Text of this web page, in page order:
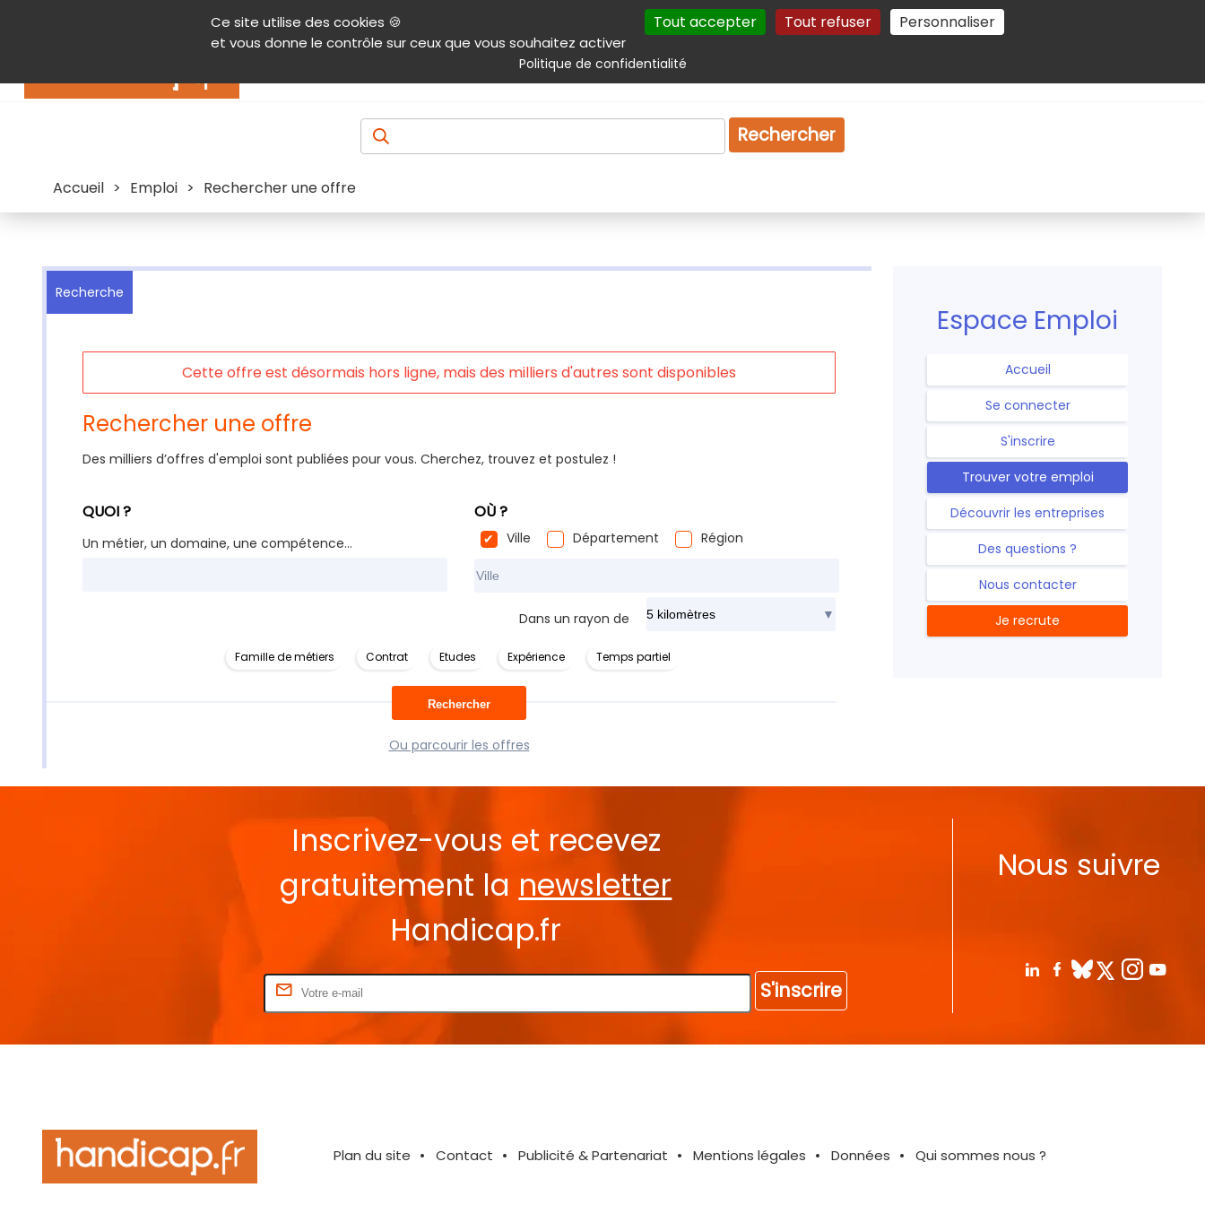
Ce site utilise des cookies 🍪
et vous donne le contrôle sur ceux que vous souhaitez activer
Tout accepter Tout refuser Personnaliser
Politique de confidentialité
Contenu Aide et accessibilité Menu principal Autres services Plan du site Gestion des cookies
Produits & services Emploi Droit
Rechercher
Accueil > Emploi > Rechercher une offre
Cette offre est désormais hors ligne, mais des milliers d'autres sont disponibles
Recherche
Rechercher une offre
Des milliers d’offres d'emploi sont publiées pour vous. Cherchez, trouvez et postulez !
QUOI ?
Un métier, un domaine, une compétence...
OÙ ?
Ville Département
Région
Dans un rayon de
Famille de métiers Contrat Etudes Expérience Temps partiel
Ou parcourir les offres
Espace Emploi
Accueil
Se connecter
S'inscrire
Trouver votre emploi
Découvrir les entreprises
Des questions ?
Nous contacter
Je recrute
Inscrivez-vous et recevez
gratuitement la newsletter
Handicap.fr
S'inscrire
Nous suivre
Plan du site Contact Publicité & Partenariat Mentions légales Données Qui sommes nous ?